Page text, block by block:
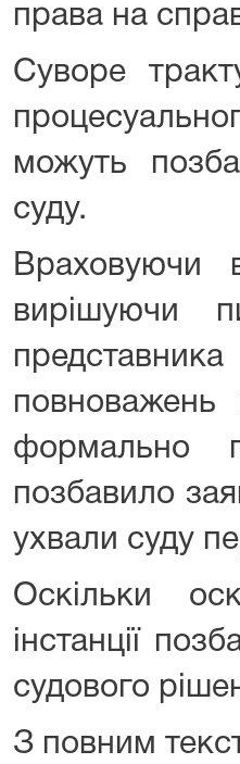
права на
Суворе
можуть
суду.
Враховуючи
вирішуючи
повноважень
формально
позбавило
ухвали суду
Оскільки
інстанції
судового
З повним